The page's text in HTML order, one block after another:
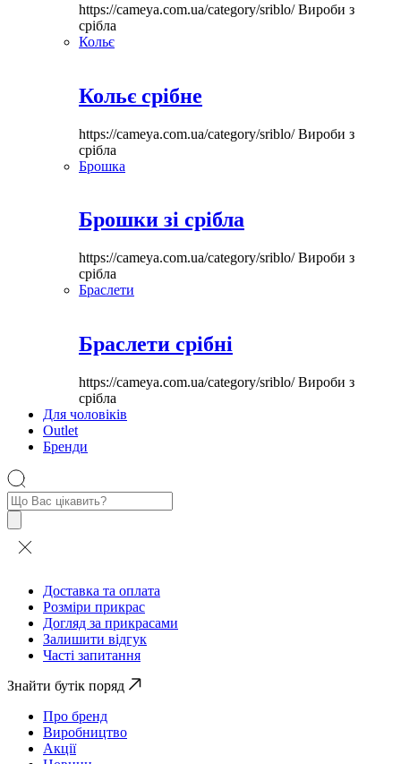
https://cameya.com.ua/category/sriblo/Вироби з
срібла
Кольє
Кольє срібне
https://cameya.com.ua/category/sriblo/Вироби з
срібла
Брошка
Брошки зі срібла
https://cameya.com.ua/category/sriblo/Вироби з
срібла
Браслети
Браслети срібні
https://cameya.com.ua/category/sriblo/Вироби з
срібла
Для чоловіків
Outlet
Бренди
Пошук
товарів
Доставка та оплата
Розміри прикрас
Догляд за прикрасами
Залишити відгук
Часті запитання
Знайти бутік поряд
Про бренд
Виробництво
Акції